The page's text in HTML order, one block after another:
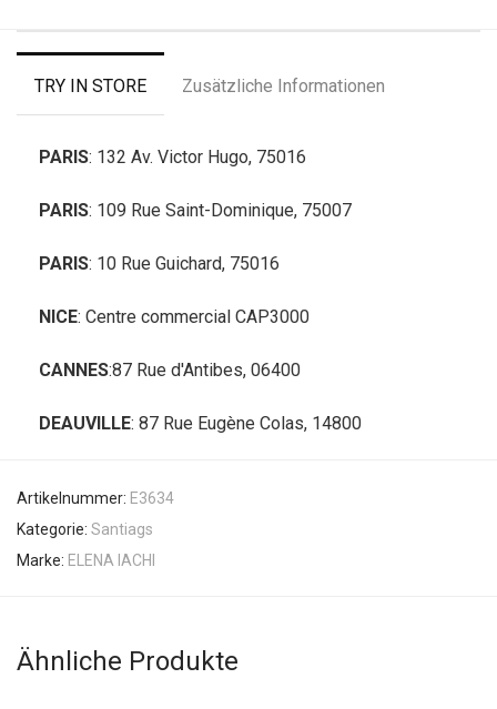
TRY IN STORE Zusätzliche Informationen
PARIS: 132 Av. Victor Hugo, 75016
PARIS: 109 Rue Saint-Dominique, 75007
PARIS: 10 Rue Guichard, 75016
NICE: Centre commercial CAP3000
CANNES:87 Rue d'Antibes, 06400
DEAUVILLE: 87 Rue Eugène Colas, 14800
Artikelnummer: E3634
Kategorie: Santiags
Marke: ELENA IACHI
Ähnliche Produkte